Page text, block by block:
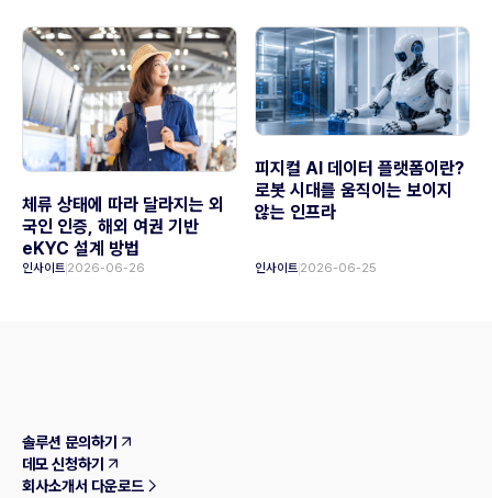
체류 상태에 따라 달라지는 외
국인 인증, 해외 여권 기반
eKYC 설계 방법
인사이트 2026-06-26
피지컬 AI 데이터 플랫폼이란?
로봇 시대를 움직이는 보이지
않는 인프라
인사이트 2026-06-25
솔루션 문의하기
데모 신청하기
회사소개서 다운로드